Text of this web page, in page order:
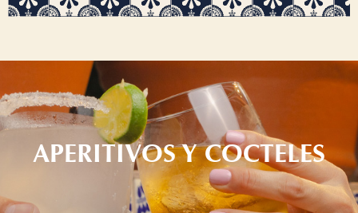
APERITIVOS Y COCTELES